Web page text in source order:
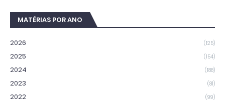
MATÉRIAS POR ANO
2026 (125)
2025 (154)
2024 (188)
2023 (81)
2022 (99)